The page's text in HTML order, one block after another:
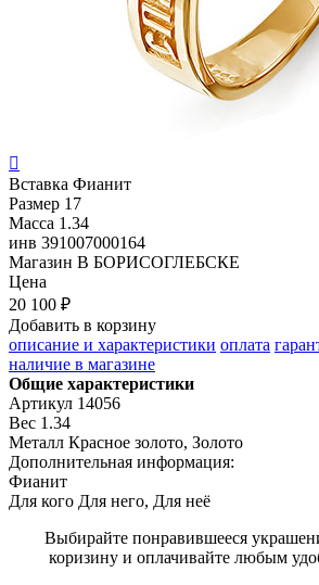

Вставка Фианит
Размер 17
Масса 1.34
инв 391007000164
Магазин В БОРИСОГЛЕБСКЕ
Цена
20 100 ₽
Добавить в корзину
описание и характеристики оплата
наличие в магазине
Общие характеристики
Артикул 14056
Вес 1.34
Металл Красное золото, Золото
Дополнительная информация:
Фианит
Для кого Для него, Для неё
Выбирайте понравившееся
коризину и оплачивайте любым